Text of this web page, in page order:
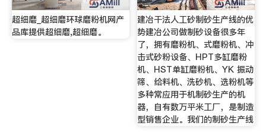
超细磨_超细磨环球磨粉机网产
品库提供超细磨,超细磨。
建冶干法人工砂制砂生产线的优
势建冶公司做制砂设备很多年
了，拥有磨粉机、式磨粉机、冲
击式砂粉设备、HPT多缸磨粉
机、HST单缸磨粉机、YK 振动
筛、给料机、洗砂机、选粉机等
多种常应用于机制砂生产的机
器，自有数万平米工厂，是制造
型销售企业。我们的制砂生产线